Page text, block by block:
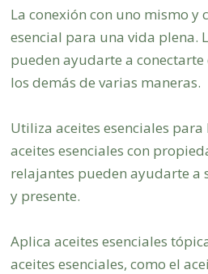
La conexión con uno mismo y
esencial para una vida plena.
pueden ayudarte a
los demás de varias maneras.
Utiliza aceites esenciales
aceites esenciales con
relajantes pueden ayudarte a
y presente.
Aplica aceites esenciales
aceites esenciales, como el